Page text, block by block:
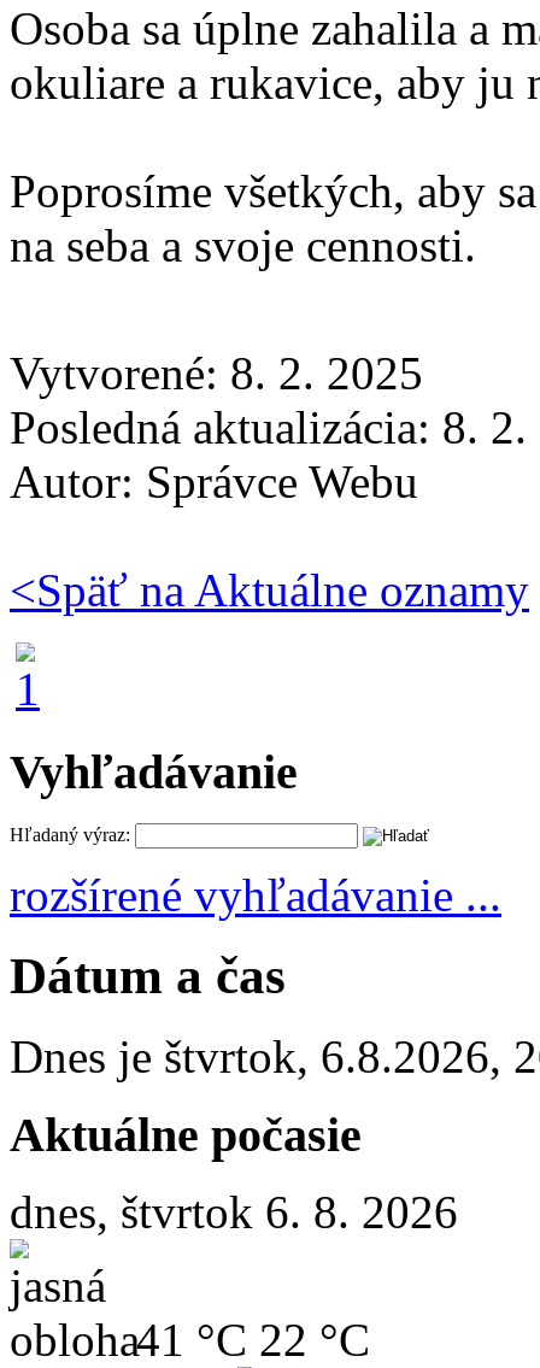
Osoba sa úplne zahalila a
okuliare a rukavice, aby ju
Poprosíme všetkých, aby
na seba a svoje cennosti.
Vytvorené: 8. 2. 2025
Posledná aktualizácia: 8.
Autor: Správce Webu
<Späť na Aktuálne oznamy
Vyhľadávanie
Hľadaný výraz:
rozšírené vyhľadávanie ...
Dátum a čas
Dnes je štvrtok, 6.8.2026,
Aktuálne počasie
dnes, štvrtok 6. 8. 2026
41 °C 22 °C